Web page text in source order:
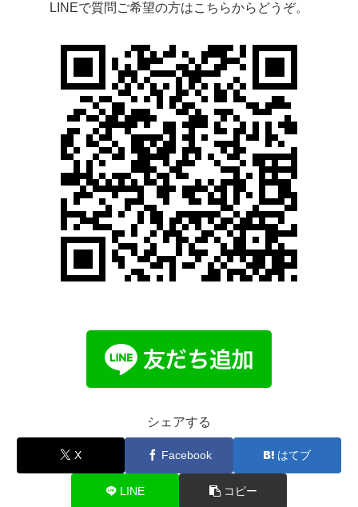
LINEで質問ご希望の方はこちらからどうぞ。
シェアする
X Facebook はてブ
LINE コピー